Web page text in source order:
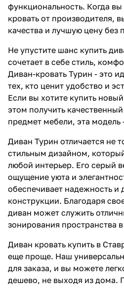
функциональность. Когда
кровать от производителя,
качества и лучшую цену без
Не упустите шанс купить
сочетает в себе стиль,
Диван-кровать Турин - это
тех, кто ценит удобство и
Если вы хотите купить
этом получить
предмет мебели, эта
Диван Турин отличается не
стильным дизайном,
любой интерьер. Его серый
ощущение уюта и
обеспечивает надежность и
конструкции. Благодаря
диван может служить
зонирования пространства
Диван кровать купить в
еще проще. Наш
для заказа, и вы можете
дешево, не выходя из дома.